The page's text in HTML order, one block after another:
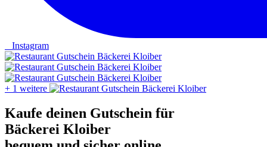
Instagram
+ 1 weitere
Kaufe deinen Gutschein für
Bäckerei Kloiber